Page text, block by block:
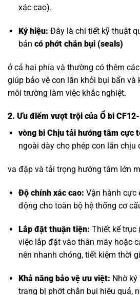
xác cao).
Ký hiệu: Đây là chi tiết kỹ thuật
bản có phớt chắn bụi (seals)
ở cả hai phía và thường có thêm
giúp bảo vệ con lăn khỏi bụi bẩn và
môi trường làm việc khắc nghiệt.
2. Ưu điểm vượt trội của Ổ bi CF12-
vòng bi Chịu tải hướng tâm cực
ngoài dày cho phép con lăn chịu
va đập và tải trọng hướng tâm lớn
Độ chính xác cao: Vận hành cực
động cho toàn bộ hệ thống cơ
Lắp đặt thuận tiện: Thiết kế trục
việc lắp đặt vào thân máy hoặc
nên nhanh chóng, tiết kiệm thời
Khả năng bảo vệ ưu việt: Nhờ
trang bị phớt chắn bụi hiệu quả,